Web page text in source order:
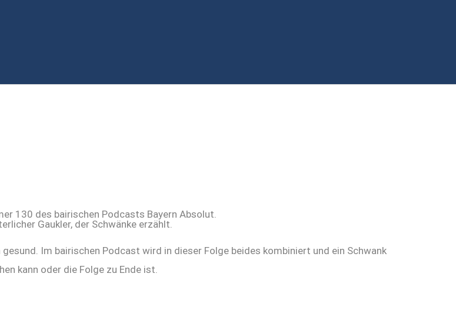
Im bairischen Podcast wird in dieser Folge beides kombiniert und ein Schwank
kann oder die Folge zu Ende ist.